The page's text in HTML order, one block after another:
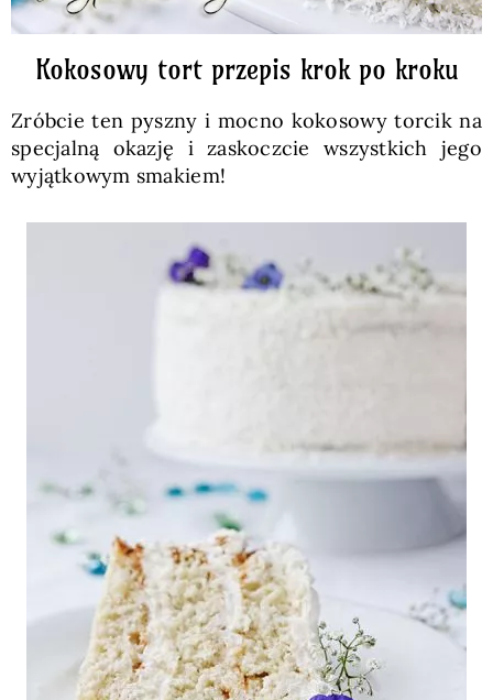
Kokosowy tort przepis krok po kroku
Zróbcie ten pyszny i mocno kokosowy torcik na
specjalną okazję i zaskoczcie wszystkich jego
wyjątkowym smakiem!